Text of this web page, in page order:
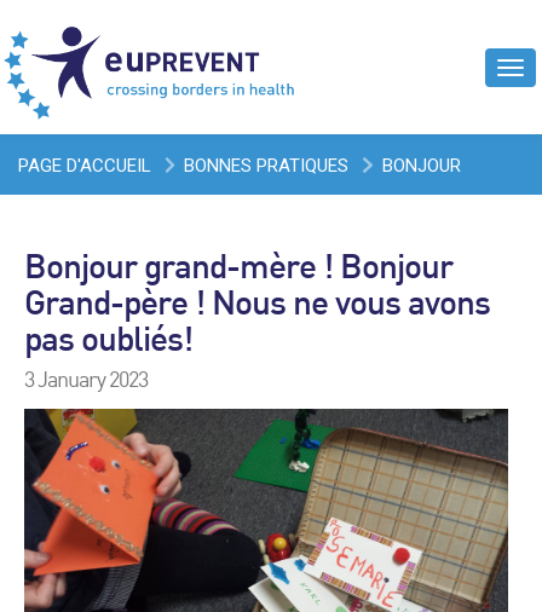
PAGE D'ACCUEIL BONNES PRATIQUES BONJOUR
AVONS PAS OUBLIÉS!
Bonjour grand-mère ! Bonjour
Grand-père ! Nous ne vous avons
pas oubliés!
3 January 2023